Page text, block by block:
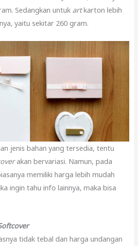
Sedangkan untuk artkarton lebih
yaitu sekitar 260 gram.
jenis bahan yang tersedia, tentu
akan bervariasi. Namun, pada
memiliki harga lebih mudah
ingin tahu info lainnya, maka bisa
tidak tebal dan harga undangan